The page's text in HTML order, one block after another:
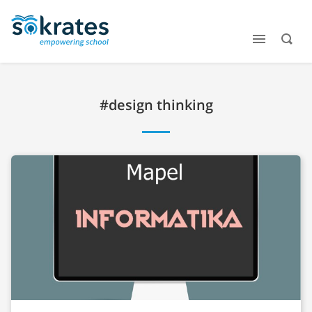
#design thinking